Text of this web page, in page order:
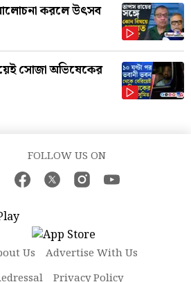
করলে উৎসব
সোজা অভিষেকের
FOLLOW US ON
Us
Advertise With Us
Privacy Policy